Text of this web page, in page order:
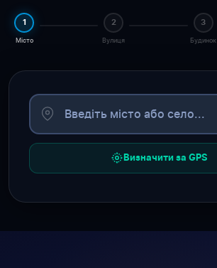
1
Місто
2
Вулиця
3
Будинок
Визначити за GPS